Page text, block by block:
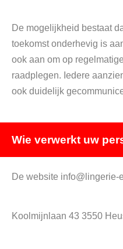
De mogelijkheid bestaat
toekomst onderhevig is
ook aan om op
raadplegen. Iedere
ook duidelijk
Wie verwerkt uw
De website info@lingerie-
Koolmijnlaan 43 3550